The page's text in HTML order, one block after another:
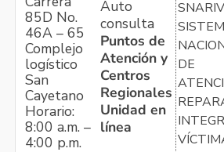
85D No.
46A – 65
Complejo
logístico
San
Cayetano
Horario:
8:00 a.m. –
4:00 p.m.
Auto
consulta
Puntos de
Atención y
Centros
Regionales
Unidad en
línea
DE